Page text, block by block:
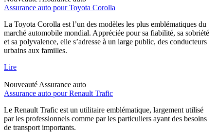
Assurance auto pour Toyota Corolla
La Toyota Corolla est l’un des modèles les plus emblématiques du
marché automobile mondial. Appréciée pour sa fiabilité, sa sobriété
et sa polyvalence, elle s’adresse à un large public, des conducteurs
urbains aux familles.
Lire
Nouveauté Assurance auto
Assurance auto pour Renault Trafic
Le Renault Trafic est un utilitaire emblématique, largement utilisé
par les professionnels comme par les particuliers ayant des besoins
de transport importants.